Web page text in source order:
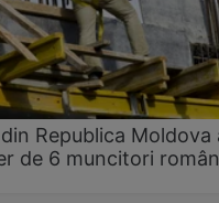
Republica Moldova
de 6 muncitori